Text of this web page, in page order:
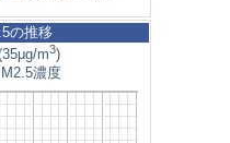
の推移
m3)
濃度